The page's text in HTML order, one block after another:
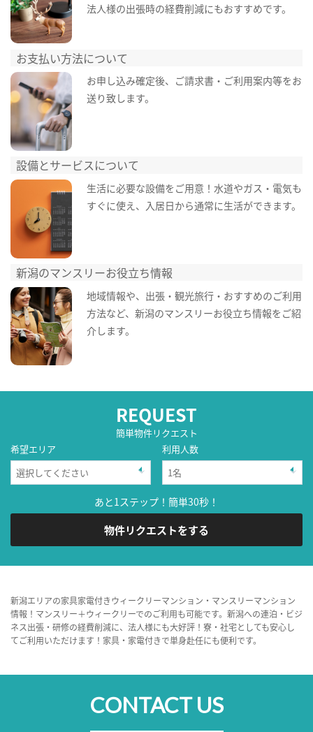
法人様の出張時の経費削減にもおすすめです。
お支払い方法について
お申し込み確定後、ご請求書・ご利用案内等をお
送り致します。
設備とサービスについて
生活に必要な設備をご用意！水道やガス・電気も
すぐに使え、入居日から通常に生活ができます。
新潟のマンスリーお役立ち情報
地域情報や、出張・観光旅行・おすすめのご利用
方法など、新潟のマンスリーお役立ち情報をご紹
介します。
REQUEST
簡単物件リクエスト
希望エリア
利用人数
あと1ステップ！簡単30秒！
物件リクエストをする
新潟エリアの家具家電付きウィークリーマンション・マンスリーマンション
情報！マンスリー＋ウィークリーでのご利用も可能です。新潟への連泊・ビジ
ネス出張・研修の経費削減に、法人様にも大好評！寮・社宅としても安心し
てご利用いただけます！家具・家電付きで単身赴任にも便利です。
CONTACT US